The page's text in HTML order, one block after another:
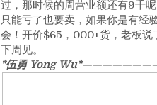
过，那时候的周营业额还有9千
只能亏了也要卖，如果你是有经
会！开价$65，000+货，老板说
下周见。
*伍勇 Yong